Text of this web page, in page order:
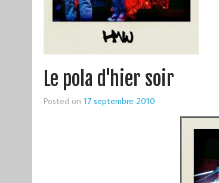
Le pola d'hier soir
Posted on 17 septembre 2010